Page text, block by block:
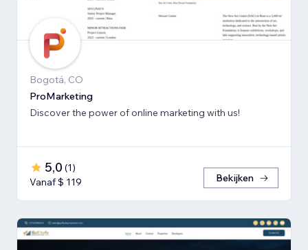
Bogotá, CO
ProMarketing
Discover the power of online marketing with us!
5,0 (1)
Vanaf $ 119
Bekijken